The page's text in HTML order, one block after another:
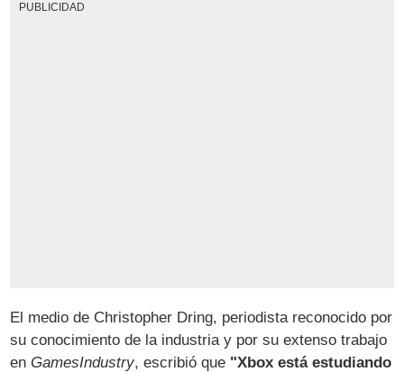
PUBLICIDAD
El medio de Christopher Dring, periodista reconocido por
su conocimiento de la industria y por su extenso trabajo
enGamesIndustry, escribió que "Xbox está estudiando